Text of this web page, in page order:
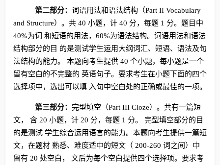
第二部分： 词语用法和语法结构（Part II Vocabulary
and Structure）。共 40 小题，计 40 分，每题 1 分。题目中
40%为词 和短语的用法，60%为语法结构。词语用法和语法
结构部分的目 的是测试学生运用大纲词汇、短语、语法及句
法结构的能力。 本题向考生提供 40 个小题，每小题是一个
留有空白的不完整的 英语句子。要求考生在小题下面的四个
选择项中，选出可以填 入句中空白处的正确或最佳的一项。
第三部分： 完型填空（Part III Cloze）。共有一篇短
文， 含 20 小题，计 20 分，每题 1 分。 完型填空部分的目
的是测试 学生综合运用语言的能力。本题向考生提供一篇短
文，在题材 熟悉、难度适中的短文（ 200-260 词之间）中
留有 20 处空白， 文后为每个空白提供四个选择项。要求考